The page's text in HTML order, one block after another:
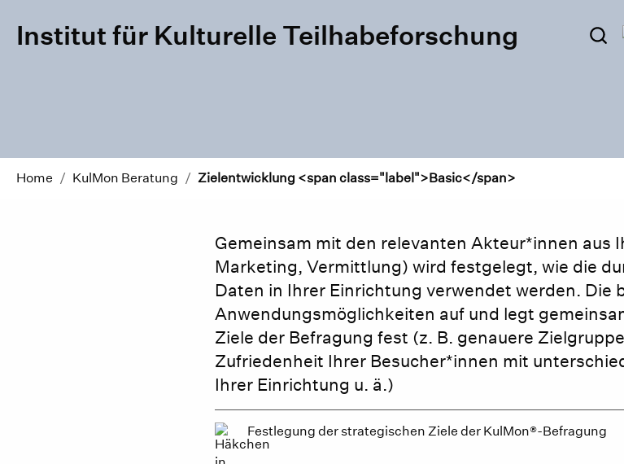
Institut für Kulturelle Teilhabeforschung Suchen
×
Home / KulMon Beratung / Zielentwicklung <span class="label">Basic</span>
Gemeinsam mit den relevanten Akteur*innen aus
Marketing, Vermittlung) wird festgelegt, wie die
Daten in Ihrer Einrichtung verwendet werden. Die
Anwendungsmöglichkeiten auf und legt
Ziele der Befragung fest (z. B. genauere
Zufriedenheit Ihrer Besucher*innen mit
Ihrer Einrichtung u. ä.)
Festlegung der strategischen Ziele der KulMon®-Befragung